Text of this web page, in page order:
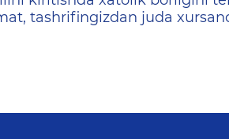
tashrifingizdan juda